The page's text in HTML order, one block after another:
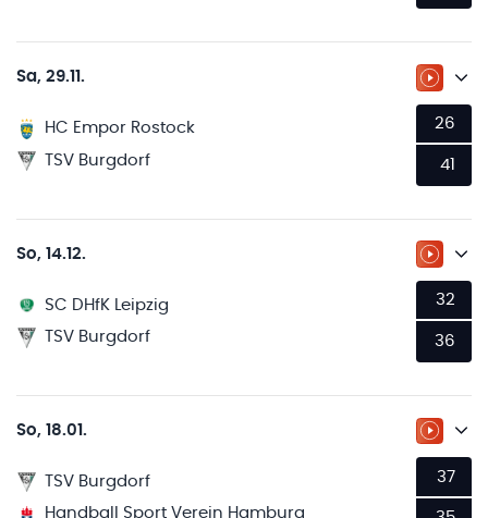
Sa, 29.11. ZUM
HC Empor Rostock
TSV Burgdorf
26
41
So, 14.12. ZUM
SC DHfK Leipzig
TSV Burgdorf
32
36
So, 18.01. ZUM
TSV Burgdorf
Handball Sport Verein Hamburg
37